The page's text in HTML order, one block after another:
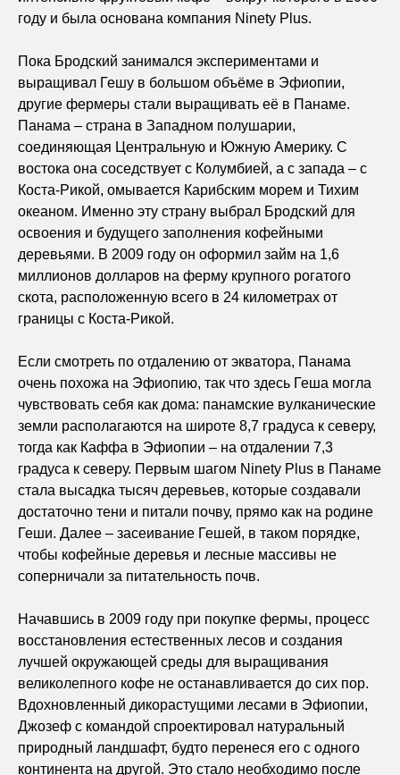
году и была основана компания Ninety Plus.
Пока Бродский занимался экспериментами и
выращивал Гешу в большом объёме в Эфиопии,
другие фермеры стали выращивать её в Панаме.
Панама – страна в Западном полушарии,
соединяющая Центральную и Южную Америку. С
востока она соседствует с Колумбией, а с запада – с
Коста-Рикой, омывается Карибским морем и Тихим
океаном. Именно эту страну выбрал Бродский для
освоения и будущего заполнения кофейными
деревьями. В 2009 году он оформил займ на 1,6
миллионов долларов на ферму крупного рогатого
скота, расположенную всего в 24 километрах от
границы с Коста-Рикой.
Если смотреть по отдалению от экватора, Панама
очень похожа на Эфиопию, так что здесь Геша могла
чувствовать себя как дома: панамские вулканические
земли располагаются на широте 8,7 градуса к северу,
тогда как Каффа в Эфиопии – на отдалении 7,3
градуса к северу. Первым шагом Ninety Plus в Панаме
стала высадка тысяч деревьев, которые создавали
достаточно тени и питали почву, прямо как на родине
Геши. Далее – засеивание Гешей, в таком порядке,
чтобы кофейные деревья и лесные массивы не
соперничали за питательность почв.
Начавшись в 2009 году при покупке фермы, процесс
восстановления естественных лесов и создания
лучшей окружающей среды для выращивания
великолепного кофе не останавливается до сих пор.
Вдохновленный дикорастущими лесами в Эфиопии,
Джозеф с командой спроектировал натуральный
природный ландшафт, будто перенеся его с одного
континента на другой. Это стало необходимо после